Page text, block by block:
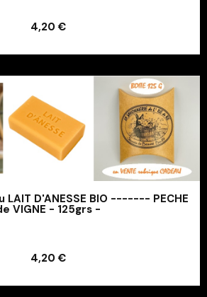
4,20 €
Ajouter au panier
D'ANESSE BIO ------- PECHE
VIGNE - 125grs -
4,20 €
Ajouter au panier